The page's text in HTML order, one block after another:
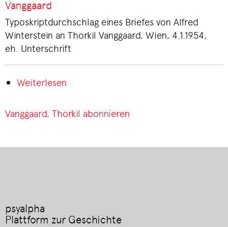
Vanggaard
an
Alfred
Winterstein
Vanggaard
Typoskriptdurchschlag eines Briefes von Alfred
Winterstein an Thorkil Vanggaard, Wien, 4.1.1954,
eh. Unterschrift
Weiterlesen
von
an
Vanggaard, Thorkil abonnieren
psyalpha
Plattform zur Geschichte